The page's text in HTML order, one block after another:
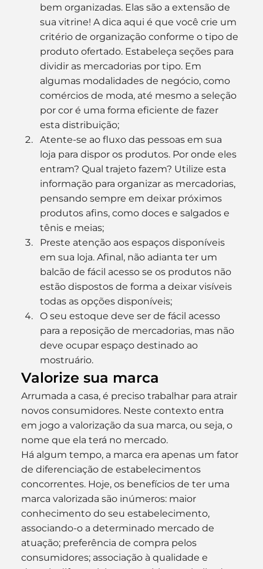
bem organizadas. Elas são a extensão de
sua vitrine! A dica aqui é que você crie um
critério de organização conforme o tipo de
produto ofertado. Estabeleça seções para
dividir as mercadorias por tipo. Em
algumas modalidades de negócio, como
comércios de moda, até mesmo a seleção
por cor é uma forma eficiente de fazer
esta distribuição;
Atente-se ao fluxo das pessoas em sua
loja para dispor os produtos. Por onde eles
entram? Qual trajeto fazem? Utilize esta
informação para organizar as mercadorias,
pensando sempre em deixar próximos
produtos afins, como doces e salgados e
tênis e meias;
Preste atenção aos espaços disponíveis
em sua loja. Afinal, não adianta ter um
balcão de fácil acesso se os produtos não
estão dispostos de forma a deixar visíveis
todas as opções disponíveis;
O seu estoque deve ser de fácil acesso
para a reposição de mercadorias, mas não
deve ocupar espaço destinado ao
mostruário.
Valorize sua marca
Arrumada a casa, é preciso trabalhar para atrair
novos consumidores. Neste contexto entra
em jogo a valorização da sua marca, ou seja, o
nome que ela terá no mercado.
Há algum tempo, a marca era apenas um fator
de diferenciação de estabelecimentos
concorrentes. Hoje, os benefícios de ter uma
marca valorizada são inúmeros: maior
conhecimento do seu estabelecimento,
associando-o a determinado mercado de
atuação; preferência de compra pelos
consumidores; associação à qualidade e